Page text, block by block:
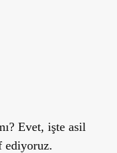
Evet, işte asil
ediyoruz.